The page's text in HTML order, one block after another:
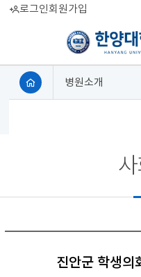
로그인회원가입
병원소개
진안군 학생의